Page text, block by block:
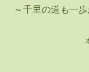
～千里の道も一